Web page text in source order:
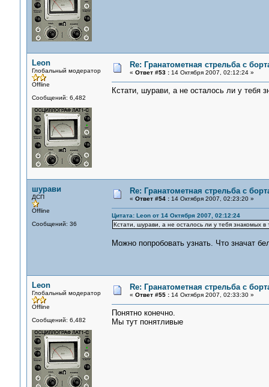
Leon
Глобальный модератор
Offline
Сообщений: 6,482
Re: Гранатометная стрельба с
« Ответ #53 :14 Октября 2007, 02:12:24 »
Кстати, шурави, а не осталось ли у
шурави
ДСП
Offline
Сообщений: 36
Re: Гранатометная стрельба с
« Ответ #54 :14 Октября 2007, 02:23:20 »
Цитата: Leon от 14 Октября 2007, 02:12:24
Кстати, шурави, а не осталось ли у тебя знакомых
Можно попробовать узнать. Что значат
Leon
Глобальный модератор
Offline
Сообщений: 6,482
Re: Гранатометная стрельба с
« Ответ #55 :14 Октября 2007, 02:33:30 »
Понятно конечно.
Мы тут понятливые